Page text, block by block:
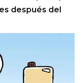
después del